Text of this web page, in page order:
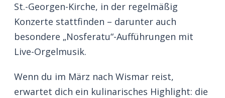
St.-Georgen-Kirche, in der regelmäßig
Konzerte stattfinden – darunter auch
besondere „Nosferatu“-Aufführungen mit
Live-Orgelmusik.
Wenn du im März nach Wismar reist,
erwartet dich ein kulinarisches Highlight: die